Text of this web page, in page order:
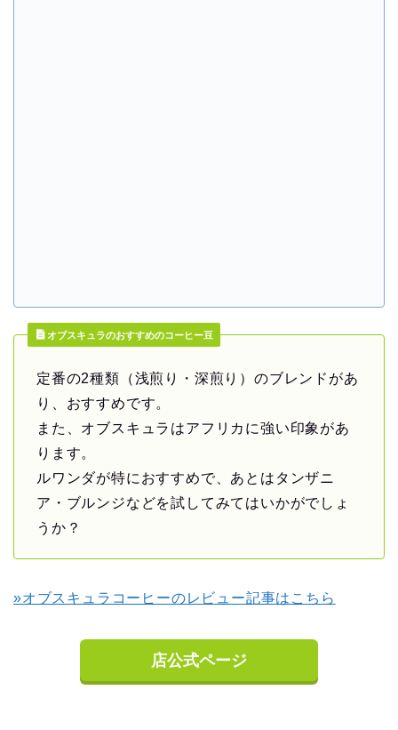
オブスキュラのおすすめのコーヒー豆
定番の2種類（浅煎り・深煎り）のブレンドがあ
り、おすすめです。
また、オブスキュラはアフリカに強い印象があ
ります。
ルワンダが特におすすめで、あとはタンザニ
ア・ブルンジなどを試してみてはいかがでしょ
うか？
»オブスキュラコーヒーのレビュー記事はこちら
店公式ページ